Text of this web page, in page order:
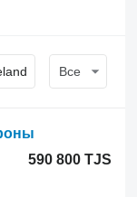
Все
590 800 TJS